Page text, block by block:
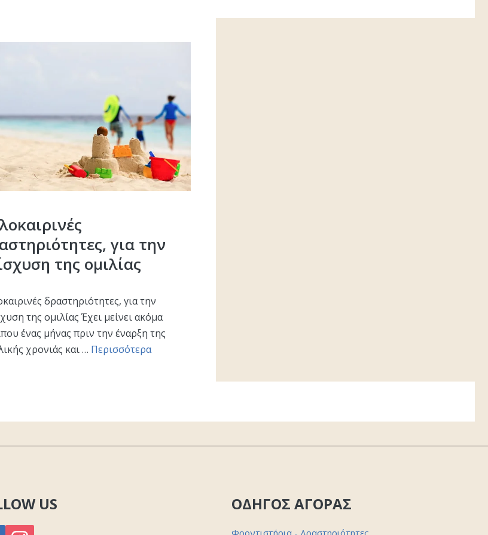
για την
της ομιλίας
δραστηριότητες, για την
της ομιλίας Έχει μείνει ακόμα
ένας μήνας πριν την έναρξη της
χρονιάς και … Περισσότερα
US ΟΔΗΓΟΣ ΑΓΟΡΑΣ
Φροντιστήρια - Δραστηριότητες